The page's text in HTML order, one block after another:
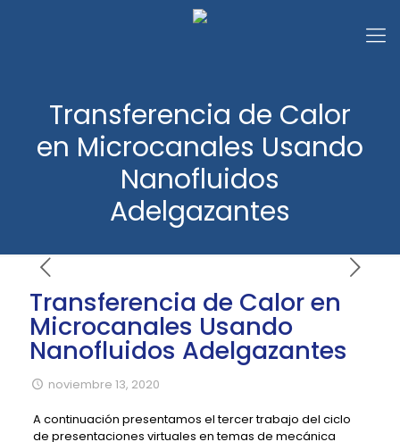
Transferencia de Calor
en Microcanales Usando
Nanofluidos
Adelgazantes
Transferencia de Calor en
Microcanales Usando
Nanofluidos Adelgazantes
noviembre 13, 2020
A continuación presentamos el tercer trabajo del ciclo
de presentaciones virtuales en temas de mecánica